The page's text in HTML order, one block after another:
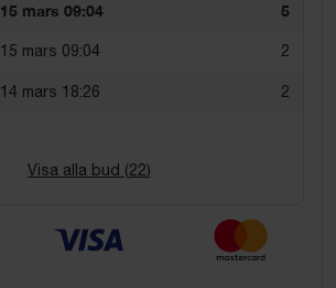
15 mars 09:04 5
15 mars 09:04 2
14 mars 18:26 2
Visa alla bud (22)